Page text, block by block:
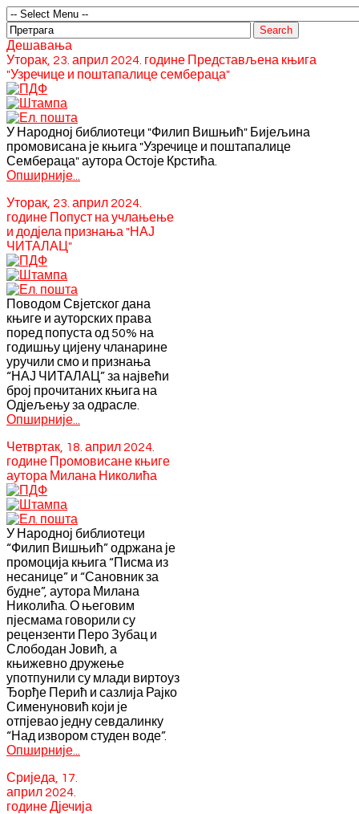
Дешавања
Уторак, 23. април 2024. године Представљена књига
"Узречице и поштапалице сембераца"
У Народној библиотеци "Филип Вишњић" Бијељина
промовисана је књига "Узречице и поштапалице
Сембераца" аутора Остоје Крстића.
Опширније...
Уторак, 23. април 2024.
године Попуст на учлањење
и додјела признања "НАЈ
ЧИТАЛАЦ"
Поводом Свјетског дана
књиге и ауторских права
поред попуста од 50% на
годишњу цијену чланарине
уручили смо и признања
“НАЈ ЧИТАЛАЦ” за највећи
број прочитаних књига на
Одјељењу за одрасле.
Опширније...
Четвртак, 18. април 2024.
године Промовисане књиге
аутора Милана Николића
У Народној библиотеци
“Филип Вишњић” одржана је
промоција књига “Писма из
несанице” и “Сановник за
будне”, аутора Милана
Николића. О његовим
пјесмама говорили су
рецензенти Перо Зубац и
Слободан Јовић, а
књижевно дружење
употпунили су млади виртоуз
Ђорђе Перић и сазлија Рајко
Сименуновић који је
отпјевао једну севдалинку
“Над извором студен воде”.
Опширније...
Сриједа, 17.
април 2024.
године Дјечија